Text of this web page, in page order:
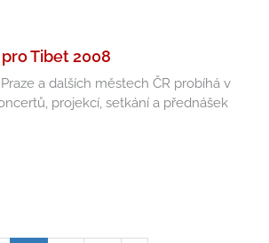
Tibet 2008
Praze a dalších městech ČR probíhá v
projekcí, setkání a přednášek